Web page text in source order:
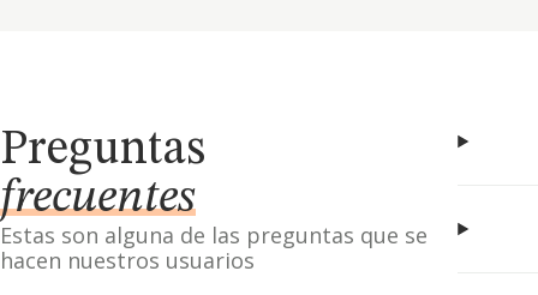
Preguntas
frecuentes
Estas son alguna de las preguntas que se
hacen nuestros usuarios